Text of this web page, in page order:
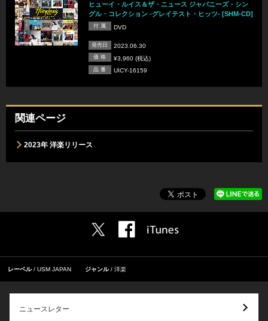
ヒューイ・ルイス＆ザ・ニュース ジャパニーズ・シン
グル・コレクション -グレイテスト・ヒッツ- [SHM-CD]
付 属 DVD
発売日 2023.06.30
価 格 ¥3,960 (税込)
品 番 UICY-16159
関連ページ
2023年 洋楽リリース
レーベル USM JAPAN ジャンル 洋楽
ニュースレター